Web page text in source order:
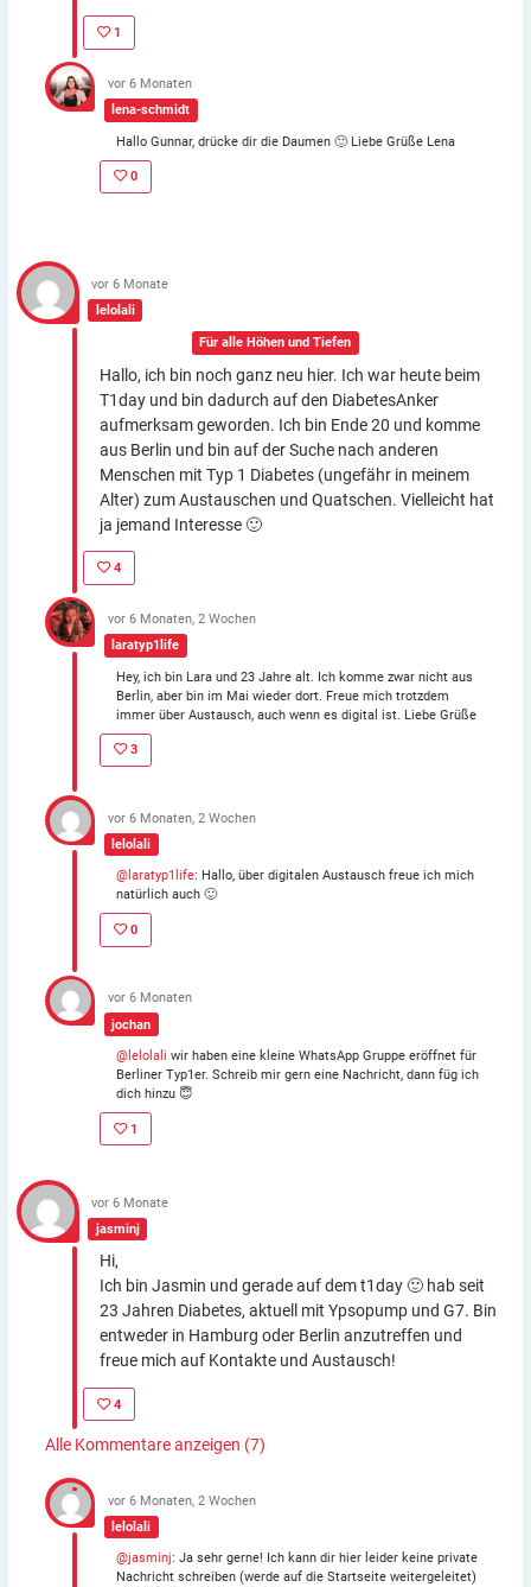
1
lena-schmidt
vor 6 Monaten
Hallo Gunnar, drücke dir die Daumen 🙂 Liebe Grüße Lena
0
lelolali
Für alle Höhen und Tiefen
vor 6 Monate
Hallo, ich bin noch ganz neu hier. Ich war heute beim
T1day und bin dadurch auf den DiabetesAnker
aufmerksam geworden. Ich bin Ende 20 und komme
aus Berlin und bin auf der Suche nach anderen
Menschen mit Typ 1 Diabetes (ungefähr in meinem
Alter) zum Austauschen und Quatschen. Vielleicht hat
ja jemand Interesse 🙂
4
laratyp1life
vor 6 Monaten, 2 Wochen
Hey, ich bin Lara und 23 Jahre alt. Ich komme zwar nicht aus
Berlin, aber bin im Mai wieder dort. Freue mich trotzdem
immer über Austausch, auch wenn es digital ist. Liebe Grüße
3
lelolali
vor 6 Monaten, 2 Wochen
@laratyp1life: Hallo, über digitalen Austausch freue ich mich
natürlich auch 🙂
0
jochan
vor 6 Monaten
@lelolali wir haben eine kleine WhatsApp Gruppe eröffnet für
Berliner Typ1er. Schreib mir gern eine Nachricht, dann füg ich
dich hinzu 😇
1
jasminj
vor 6 Monate
Hi,
Ich bin Jasmin und gerade auf dem t1day 🙂 hab seit
23 Jahren Diabetes, aktuell mit Ypsopump und G7. Bin
entweder in Hamburg oder Berlin anzutreffen und
freue mich auf Kontakte und Austausch!
4
Alle Kommentare anzeigen (7)
lelolali
vor 6 Monaten, 2 Wochen
@jasminj: Ja sehr gerne! Ich kann dir hier leider keine private
Nachricht schreiben (werde auf die Startseite weitergeleitet)